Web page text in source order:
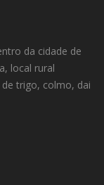
da cidade de
local rural
trigo, colmo, dai